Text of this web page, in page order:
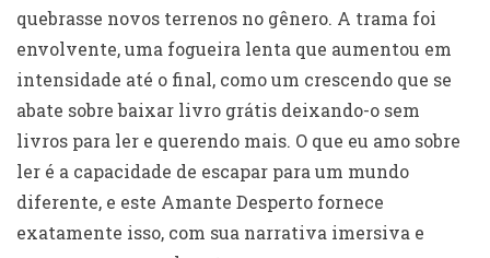
quebrasse novos terrenos no gênero. A trama foi
envolvente, uma fogueira lenta que aumentou em
intensidade até o final, como um crescendo que se
abate sobre baixar livro grátis deixando-o sem
livros para ler e querendo mais. O que eu amo sobre
ler é a capacidade de escapar para um mundo
diferente, e este Amante Desperto fornece
exatamente isso, com sua narrativa imersiva e